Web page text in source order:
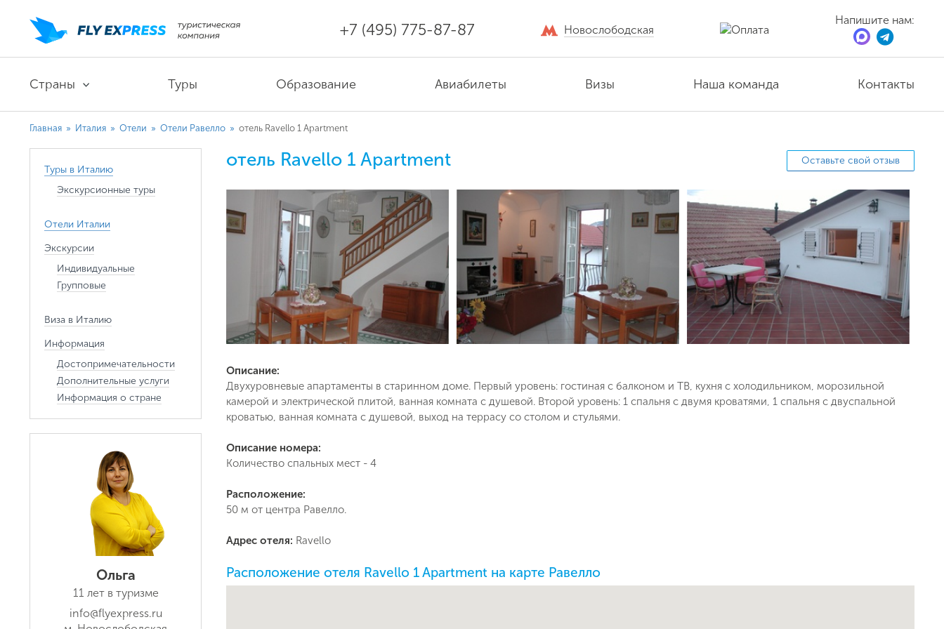
+7 (495) 775-87-87 Новослободская
Напишите нам:
Страны Туры Образование Авиабилеты Визы Наша команда Контакты
Телефон
Главная » Италия » Отели » Отели Равелло » отель Ravello 1 Apartment
Туры в Италию
Экскурсионные туры
Отели Италии
Экскурсии
Индивидуальные
Групповые
Виза в Италию
Информация
Достопримечательности
Дополнительные услуги
Информация о стране
Ольга
11 лет в туризме
info@flyexpress.ru
Оставьте свой отзыв
отель Ravello 1 Apartment
Описание:
Двухуровневые апартаменты в старинном доме. Первый уровень: гостиная с балконом и ТВ, кухня с холодильником, морозильной
камерой и электрической плитой, ванная комната с душевой. Второй уровень: 1 спальня с двумя кроватями, 1 спальня с двуспальной
кроватью, ванная комната с душевой, выход на террасу со столом и стульями.
Описание номера:
Количество спальных мест - 4
Расположение:
50 м от центра Равелло.
Адрес отеля: Ravello
Расположение отеля Ravello 1 Apartment на карте Равелло